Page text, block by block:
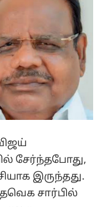
சேர்ந்தபோது,
இருந்தது.
தவெக சார்பில்